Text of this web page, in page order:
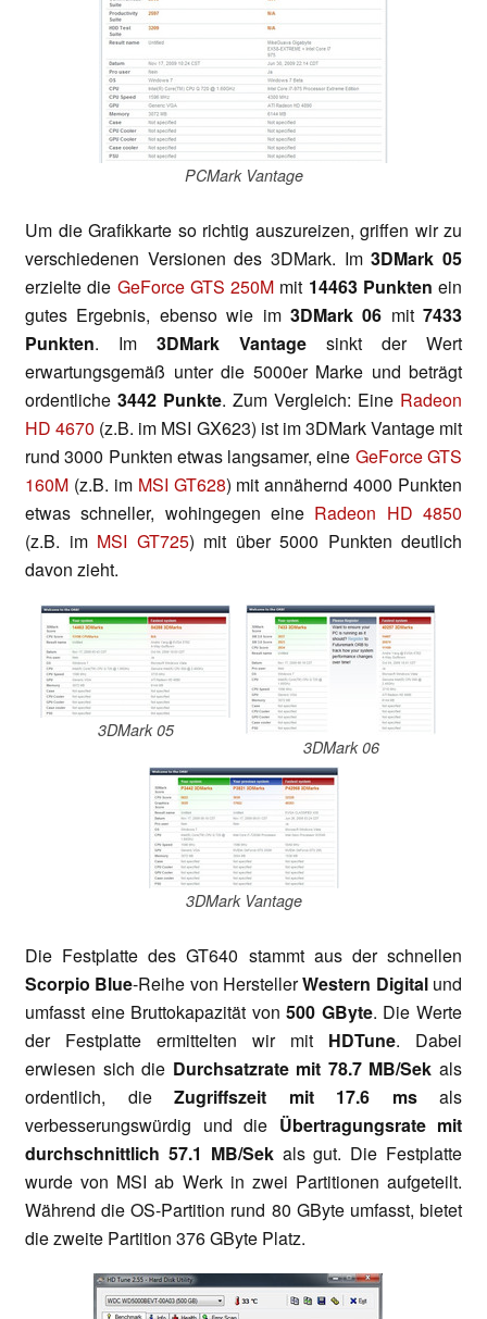
PCMark Vantage
Um die Grafikkarte so richtig auszureizen, griffen wir zu
verschiedenen Versionen des 3DMark. Im3DMark 05
erzielte die GeForce GTS 250M mit 14463 Punkten ein
gutes Ergebnis, ebenso wie im 3DMark 06 mit 7433
Punkten. Im 3DMark Vantage sinkt der Wert
erwartungsgemäß unter die 5000er Marke und beträgt
ordentliche 3442 Punkte. Zum Vergleich: Eine Radeon
HD 4670 (z.B. im MSI GX623) ist im 3DMark Vantage mit
rund 3000 Punkten etwas langsamer, eine GeForce GTS
160M (z.B. im MSI GT628) mit annähernd 4000 Punkten
etwas schneller, wohingegen eine Radeon HD 4850
(z.B. im MSI GT725) mit über 5000 Punkten deutlich
davon zieht.
3DMark 05
3DMark 06
3DMark Vantage
Die Festplatte des GT640 stammt aus der schnellen
Scorpio Blue-Reihe von HerstellerWestern Digitalund
umfasst eine Bruttokapazität von500 GByte. Die Werte
der Festplatte ermittelten wir mit HDTune. Dabei
erwiesen sich die Durchsatzrate mit 78.7 MB/Sek als
ordentlich, die Zugriffszeit mit 17.6 msals
verbesserungswürdig und die Übertragungsrate mit
durchschnittlich 57.1 MB/Sekals gut. Die Festplatte
wurde von MSI ab Werk in zwei Partitionen aufgeteilt.
Während die OS-Partition rund 80 GByte umfasst, bietet
die zweite Partition 376 GByte Platz.